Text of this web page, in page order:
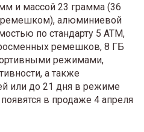
и массой 23 грамма (36
алюминиевой
по стандарту 5 АТМ,
ремешков, 8 ГБ
режимами,
а также
или до 21 дня в режиме
в продаже 4 апреля